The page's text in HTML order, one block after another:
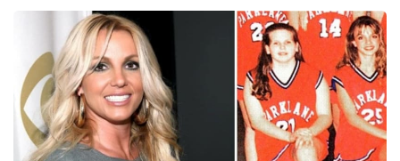
Youtubeři
Virály
Sex a vztahy